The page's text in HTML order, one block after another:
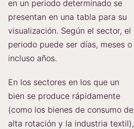
en un periodo determinado se
presentan en una tabla para su
visualización. Según el sector, el
periodo puede ser días, meses o
incluso años.
En los sectores en los que un
bien se produce rápidamente
(como los bienes de consumo de
alta rotación y la industria textil),